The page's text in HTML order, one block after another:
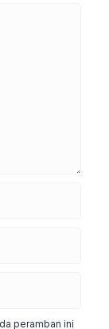
peramban ini